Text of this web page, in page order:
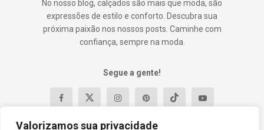
Valorizamos sua privacidade
No nosso blog, calçados são mais que moda, são
expressões de estilo e conforto. Descubra sua
próxima paixão nos nossos posts. Caminhe com
confiança, sempre na moda.
Segue a gente!